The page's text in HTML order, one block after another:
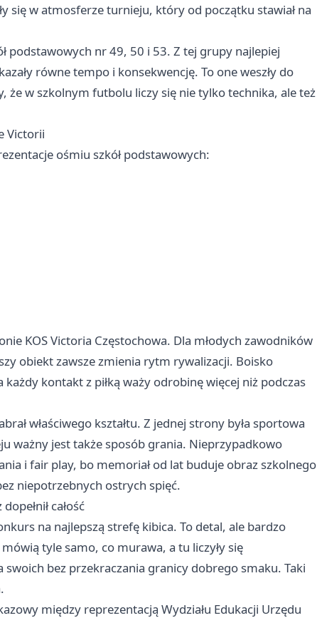
się w atmosferze turnieju, który od początku stawiał na
podstawowych nr 49, 50 i 53. Z tej grupy najlepiej
równe tempo i konsekwencję. To one weszły do
że w szkolnym futbolu liczy się nie tylko technika, ale też
Victorii
ośmiu szkół podstawowych:
KOS Victoria Częstochowa. Dla młodych zawodników
obiekt zawsze zmienia rytm rywalizacji. Boisko
kontakt z piłką waży odrobinę więcej niż podczas
właściwego kształtu. Z jednej strony była sportowa
ważny jest także sposób grania. Nieprzypadkowo
i fair play, bo memoriał od lat buduje obraz szkolnego
niepotrzebnych ostrych spięć.
całość
na najlepszą strefę kibica. To detal, ale bardzo
tyle samo, co murawa, a tu liczyły się
bez przekraczania granicy dobrego smaku. Taki
między reprezentacją Wydziału Edukacji Urzędu